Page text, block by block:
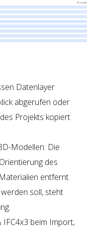
Datenlayer
abgerufen oder
Projekts kopiert
Modellen: Die
des
entfernt
soll, steht
IFC4x3 beim Import,